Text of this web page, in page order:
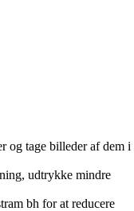
og tage billeder af dem i
udtrykke mindre
bh for at reducere